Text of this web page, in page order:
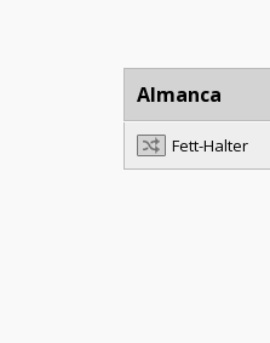
Almanca
Fett-Halter